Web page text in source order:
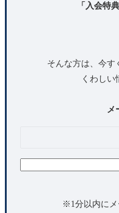
「入会特
そんな方は、今す
くわしい
メ
※1分以内にメ